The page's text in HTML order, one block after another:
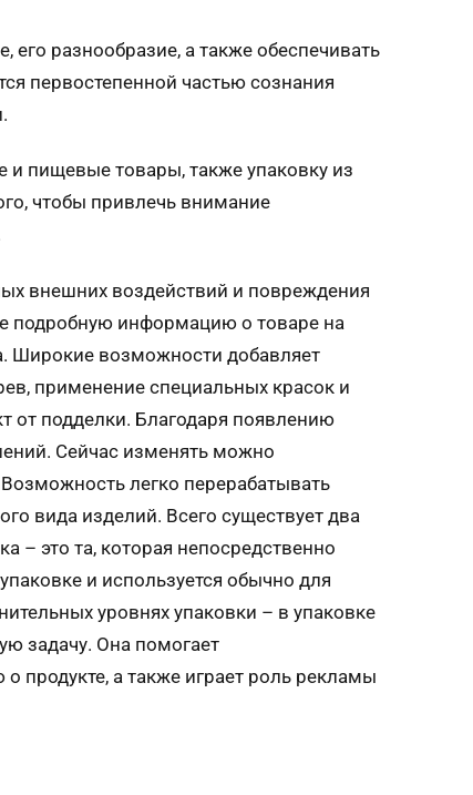
разнообразие, а также обеспечивать
первостепенной частью сознания
пищевые товары, также упаковку из
чтобы привлечь внимание
внешних воздействий и повреждения
подробную информацию о товаре на
Широкие возможности добавляет
применение специальных красок и
от подделки. Благодаря появлению
Сейчас изменять можно
легко перерабатывать
вида изделий. Всего существует два
– это та, которая непосредственно
и используется обычно для
уровнях упаковки – в упаковке
задачу. Она помогает
продукте, а также играет роль рекламы